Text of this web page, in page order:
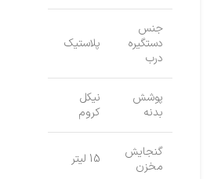
جنس
دستگیره
درب
پلاستیک
پوشش
بدنه
نیکل
کروم
گنجایش
مخزن
15 لیتر